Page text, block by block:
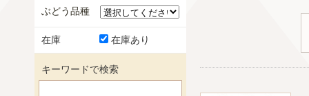
ぶどう品種
在庫 在庫あり
キーワードで検索